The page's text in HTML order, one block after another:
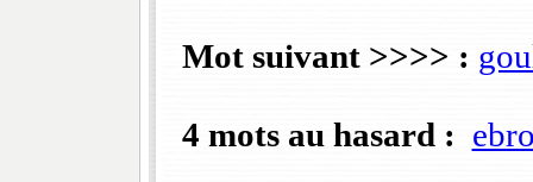
Mot suivant >>>> :
4 mots au hasard :